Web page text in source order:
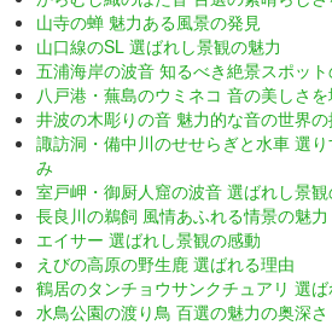
山寺の蝉 魅力ある風景の発見
山口線のSL 選ばれし景観の魅力
五浦海岸の波音 知るべき絶景スポット
八戸港・蕪島のウミネコ 音の美しさ
井波の木彫りの音 魅力的な音の世界の
諏訪洞・備中川のせせらぎと水車 選
み
室戸岬・御厨人窟の波音 選ばれし景観
長良川の鵜飼 風情あふれる情景の魅力
エイサー 選ばれし景観の感動
えびの高原の野生鹿 選ばれる理由
鶴居のタンチョウサンクチュアリ 選
水鳥公園の渡り鳥 百選の魅力の奥深さ